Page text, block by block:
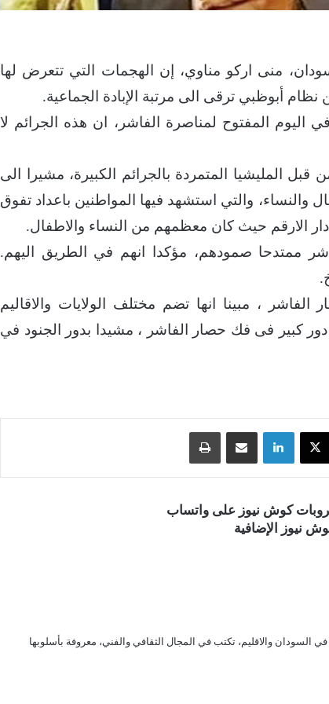
منى اركو مناوي، إن الهجمات التي تتعرض لها
نظام أبوظبي ترقى الى مرتبة الإبادة الجماعية.
المفتوح لمناصرة الفاشر، ان هذه الجرائم لا
المليشيا المتمردة بالجرائم الكبيرة، مشيرا الى
والنساء، والتي استشهد فيها المواطنين باعداد تفوق
دار الارقم حيث كان معظمهم من النساء والاطفال.
ممتدحا صمودهم، مؤكدا انهم في الطريق اليهم.
، مبينا انها تضم مختلف الولايات والاقاليم
دور كبير فى فك حصار الفاشر ، مشيدا بدور الجنود في
‫X لينكدإن مشاركة عبر البريد
كوش نيوز على واتساب
نيوز الإضافية
والاقليم، تكتب في المجال الثقافي والفني، معروفة بأسلوبها